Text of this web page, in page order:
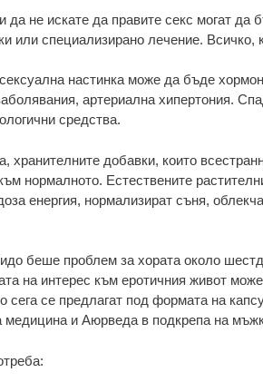
да не искате да правите секс могат
или специализирано лечение.
настинка може да бъде
артериална хипертония.
средства.
хранителните добавки, които
нормалното. Естествените
енергия, нормализират съня,
беше проблем за хората около
на интерес към еротичния живот
сега се предлагат под формата на
медицина и Аюрведа в подкрепа на